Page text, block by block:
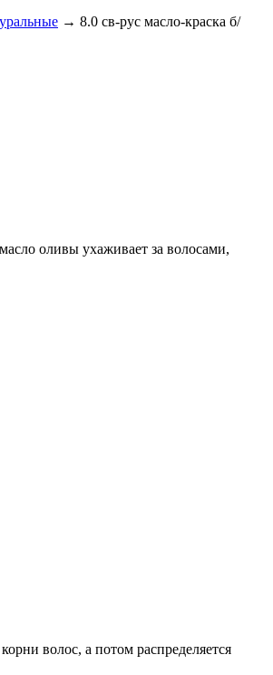
→ 8.0 св-рус масло-краска б/
оливы ухаживает за волосами,
волос, а потом распределяется